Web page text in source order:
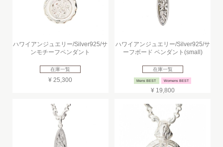
ハワイアンジュエリー/Silver925/サ
ンモチーフペンダント
在庫一覧
¥ 25,300
ハワイアンジュエリー/Silver925/サ
ーフボード ペンダント(small)
在庫一覧
Mens BEST Womens BEST
¥ 19,800